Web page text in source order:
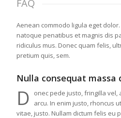
FAQ
Aenean commodo ligula eget
natoque penatibus et magnis dis
ridiculus mus. Donec quam felis,
pretium quis, sem.
Nulla consequat massa
D
onec pede justo, fringilla vel,
arcu. In enim justo, rhoncus
vitae, justo. Nullam dictum felis eu